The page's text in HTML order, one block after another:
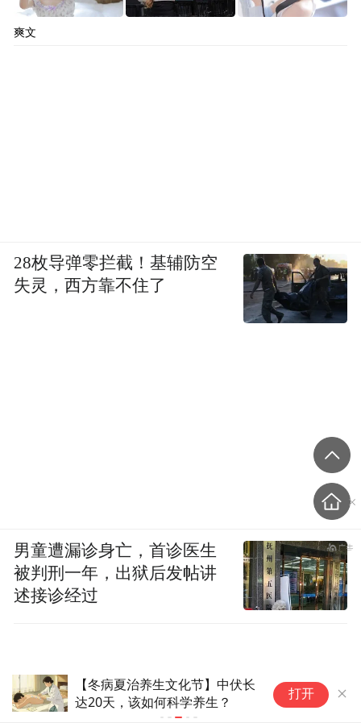
立秋养生防病 打开
爽文
28枚导弹零拦截！基辅防空
失灵，西方靠不住了
男童遭漏诊身亡，首诊医生
被判刑一年，出狱后发帖讲
述接诊经过